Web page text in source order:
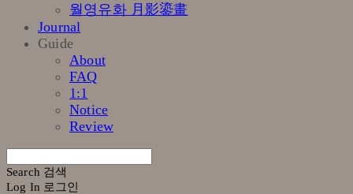
월영유화 月影鎏畫
Journal
Guide
About
FAQ
1:1
Notice
Review
Search 검색
Log In 로그인